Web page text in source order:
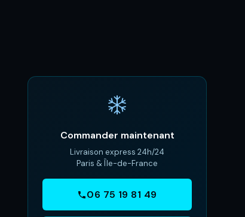
Commander maintenant
Livraison express 24h/24
Paris & Île-de-France
06 75 19 81 49